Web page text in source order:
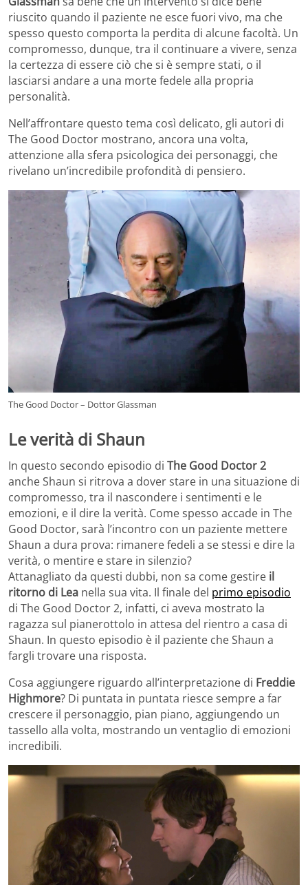
riuscito quando il paziente ne esce fuori vivo, ma che
spesso questo comporta la perdita di alcune facoltà. Un
compromesso, dunque, tra il continuare a vivere, senza
la certezza di essere ciò che si è sempre stati, o il
lasciarsi andare a una morte fedele alla propria
personalità.
Nell’affrontare questo tema così delicato, gli autori di
The Good Doctor mostrano, ancora una volta,
attenzione alla sfera psicologica dei personaggi, che
rivelano un’incredibile profondità di pensiero.
The Good Doctor – Dottor Glassman
Le verità di Shaun
In questo secondo episodio di The Good Doctor 2
anche Shaun si ritrova a dover stare in una situazione di
compromesso, tra il nascondere i sentimenti e le
emozioni, e il dire la verità. Come spesso accade in The
Good Doctor, sarà l’incontro con un paziente mettere
Shaun a dura prova: rimanere fedeli a se stessi e dire la
verità, o mentire e stare in silenzio?
Attanagliato da questi dubbi, non sa come gestire il
ritorno di Lea nella sua vita. Il finale del primo episodio
di The Good Doctor 2, infatti, ci aveva mostrato la
ragazza sul pianerottolo in attesa del rientro a casa di
Shaun. In questo episodio è il paziente che Shaun a
fargli trovare una risposta.
Cosa aggiungere riguardo all’interpretazione di Freddie
Highmore? Di puntata in puntata riesce sempre a far
crescere il personaggio, pian piano, aggiungendo un
tassello alla volta, mostrando un ventaglio di emozioni
incredibili.